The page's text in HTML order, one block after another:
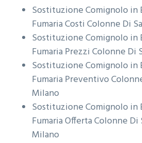
Sostituzione Comignolo in
Fumaria Costi Colonne Di
Sostituzione Comignolo in
Fumaria Prezzi Colonne Di
Sostituzione Comignolo in
Fumaria Preventivo
Milano
Sostituzione Comignolo in
Fumaria Offerta Colonne Di
Milano